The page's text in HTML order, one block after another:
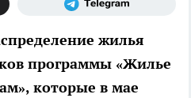
жилья
программы «Жилье
которые в мае